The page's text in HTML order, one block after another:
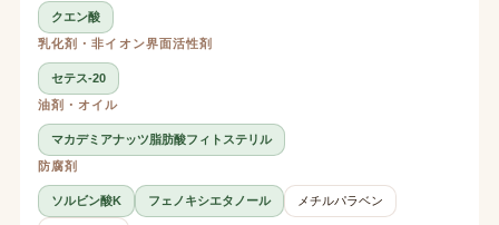
クエン酸
乳化剤・非イオン界面活性剤
セテス-20
油剤・オイル
マカデミアナッツ脂肪酸フィトステリル
防腐剤
ソルビン酸K フェノキシエタノール メチルパラベン